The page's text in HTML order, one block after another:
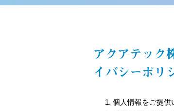
アクアテック
イバシーポリ
個人情報をご提供